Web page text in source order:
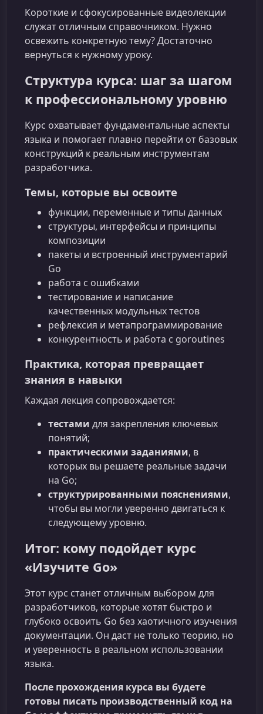
Короткие и сфокусированные видеолекции
служат отличным справочником. Нужно
освежить конкретную тему? Достаточно
вернуться к нужному уроку.
Структура курса: шаг за шагом
к профессиональному уровню
Курс охватывает фундаментальные аспекты
языка и помогает плавно перейти от базовых
конструкций к реальным инструментам
разработчика.
Темы, которые вы освоите
функции, переменные и типы данных
структуры, интерфейсы и принципы
композиции
пакеты и встроенный инструментарий
Go
работа с ошибками
тестирование и написание
качественных модульных тестов
рефлексия и метапрограммирование
конкурентность и работа с goroutines
Практика, которая превращает
знания в навыки
Каждая лекция сопровождается:
тестами для закрепления ключевых
понятий;
практическими заданиями, в
которых вы решаете реальные задачи
на Go;
структурированными пояснениями,
чтобы вы могли уверенно двигаться к
следующему уровню.
Итог: кому подойдет курс
«Изучите Go»
Этот курс станет отличным выбором для
разработчиков, которые хотят быстро и
глубоко освоить Go без хаотичного изучения
документации. Он даст не только теорию, но
и уверенность в реальном использовании
языка.
После прохождения курса вы будете
готовы писать производственный код на